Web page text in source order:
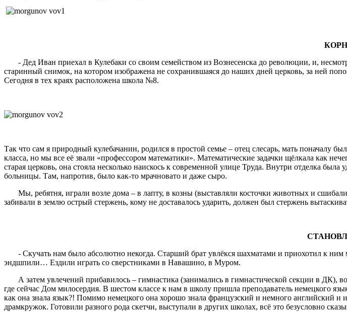
- Дед Иван приехал в Кулебаки со своим семейством из Вознесенска до революции, и,
старинный снимок, на котором изображена не сохранившаяся до наших дней церковь, за ней
Сегодня в тех краях расположена школа №8.
Так что сам я природный кулебачанин, родился в простой семье – отец слесарь, мать поначалу
класса, но мы все её звали «профессором математики». Математические задачки щёлкала как
старая церковь, она стояла несколько наискось к современной улице Труда. Внутри отделка
больницы. Там, напротив, было как-то мрачновато и даже сыро.
Мы, ребятня, играли возле дома – в лапту, в козны (выставляли косточки животных и
забивали в землю острый стержень, кому не доставалось ударить, должен был стержень
- Скучать нам было абсолютно некогда. Старший брат увлёкся шахматами и приохотил к
эндшпили… Ездили играть со сверстниками в Навашино, в Муром.
А затем увлечений прибавилось – гимнастика (занимались в гимнастической секции в ДК),
где сейчас Дом милосердия. В шестом классе к нам в школу пришла преподаватель немецкого
как она знала язык?! Помимо немецкого она хорошо знала французский и немного английский
драмкружок. Готовили разного рода скетчи, выступали в других школах, всё это безусловно